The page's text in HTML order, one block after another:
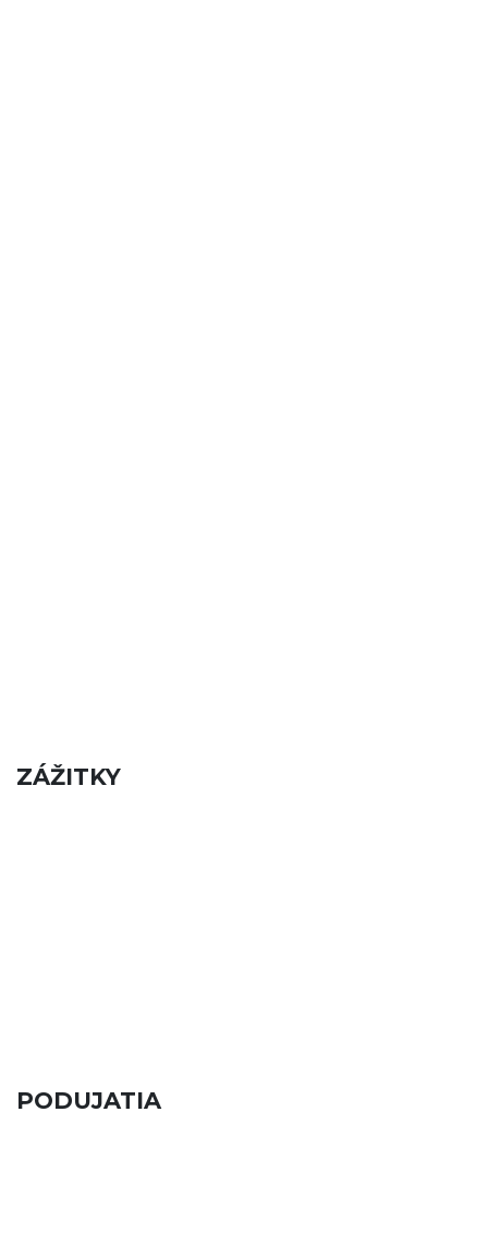
ZÁŽITKY
PODUJATIA